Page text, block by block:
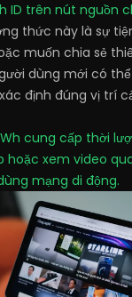
ID trên nút nguồn
thức này là sự
muốn chia sẻ
dùng mới có
định đúng vị trí
cung cấp thời
hoặc xem video
mạng di động.